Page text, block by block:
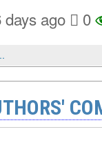
days ago 0
ЛИВАНА